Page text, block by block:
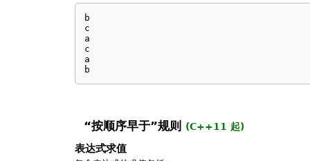
b
c
a
c
a
b
“按顺序早于”规则 (C++11 起)
表达式求值